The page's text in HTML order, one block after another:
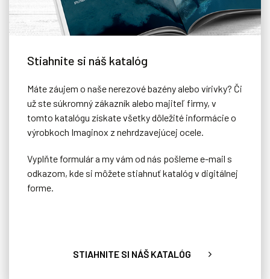
Zakrytie posuvnou terasou
Stiahnite si náš katalóg
Máte záujem o naše nerezové bazény alebo vírivky? Či
už ste súkromný zákazník alebo majiteľ firmy, v
tomto katalógu získate všetky dôležité informácie o
výrobkoch Imaginox z nehrdzavejúcej ocele.
Vyplňte formulár a my vám od nás pošleme e-mail s
odkazom, kde si môžete stiahnuť katalóg v digitálnej
forme.
STIAHNITE SI NÁŠ KATALÓG